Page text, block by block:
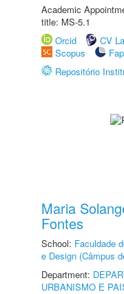
Academic
title: MS-5.1
Orcid
CV
Scopus
Repositório
Maria
Fontes
School: Faculdade
e Design (Câmpus
Department:
URBANISMO E